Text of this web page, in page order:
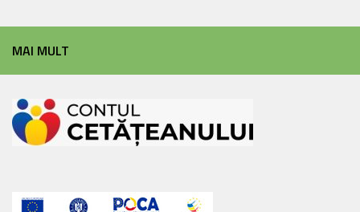
MAI MULT